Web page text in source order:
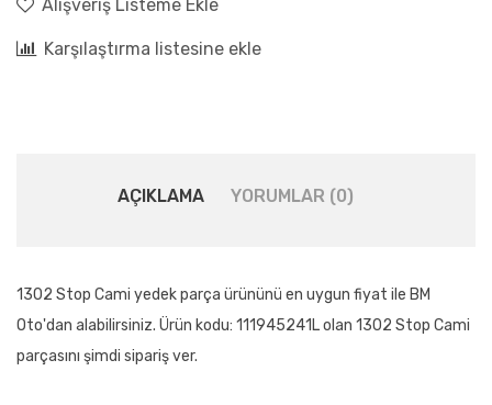
Alışveriş Listeme Ekle
Karşılaştırma listesine ekle
AÇIKLAMA YORUMLAR (0)
1302 Stop Cami yedek parça ürününü en uygun fiyat ile BM
Oto'dan alabilirsiniz. Ürün kodu: 111945241L olan 1302 Stop Cami
parçasını şimdi sipariş ver.